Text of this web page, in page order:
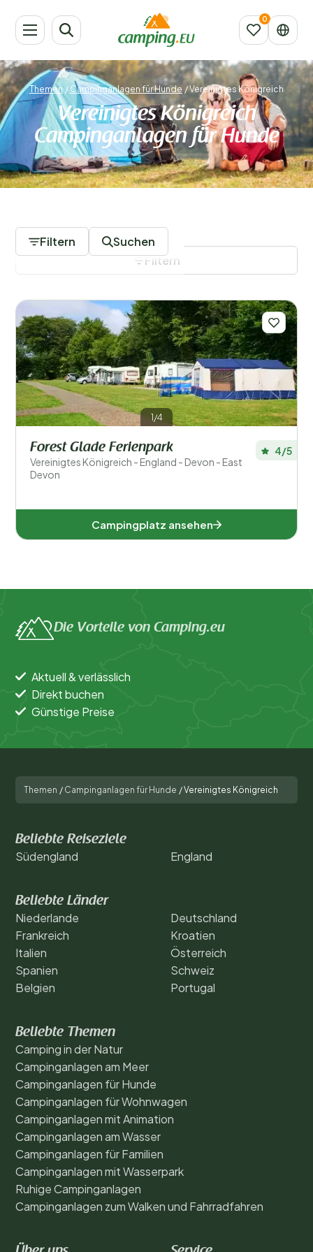
Themen / Campinganlagen für Hunde /Vereinigtes Königreich
Vereinigtes Königreich
Campinganlagen für Hunde
Filtern Suchen
Regionen
Unterkunftstyp
Schwimmen
Allgemein
Filtern
1/4
Forest Glade Ferienpark
Vereinigtes Königreich - England - Devon - East
Devon
4/5
Campingplatz ansehen
Die Vorteile von Camping.eu
Aktuell & verlässlich
Direkt buchen
Günstige Preise
Themen / Campinganlagen für Hunde /Vereinigtes Königreich
Beliebte Reiseziele
Südengland England
Beliebte Länder
Niederlande
Frankreich
Italien
Spanien
Belgien
Deutschland
Kroatien
Österreich
Schweiz
Portugal
Beliebte Themen
Camping in der Natur
Campinganlagen am Meer
Campinganlagen für Hunde
Campinganlagen für Wohnwagen
Campinganlagen mit Animation
Campinganlagen am Wasser
Campinganlagen für Familien
Campinganlagen mit Wasserpark
Ruhige Campinganlagen
Campinganlagen zum Walken und Fahrradfahren